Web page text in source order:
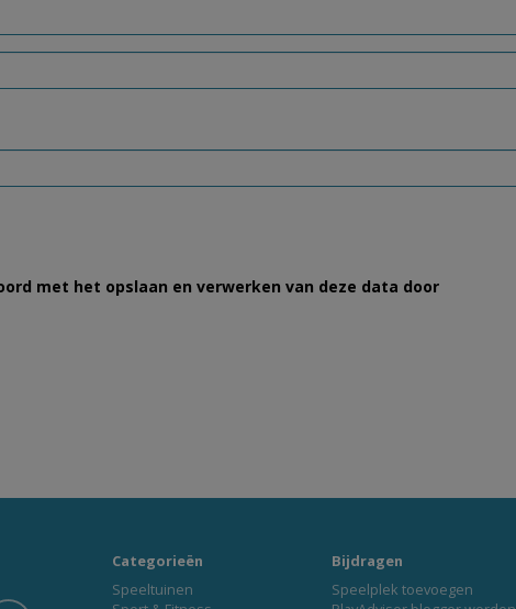
met het opslaan en verwerken van deze data door
Categorieën
Speeltuinen
Bijdragen
Speelplek toevoegen